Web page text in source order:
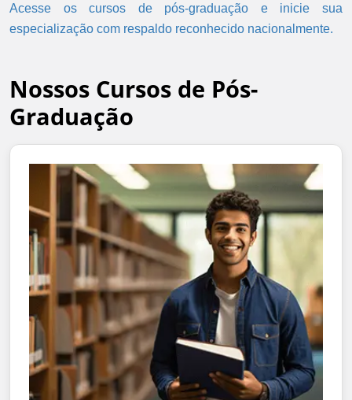
Acesse os cursos de pós-graduação e inicie sua
especialização com respaldo reconhecido nacionalmente.
Nossos Cursos de Pós-
Graduação